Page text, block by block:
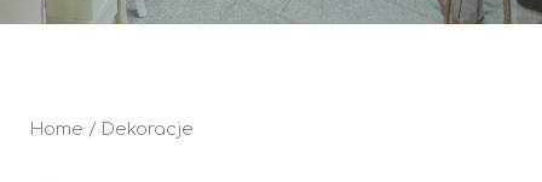
Home / Dekoracje